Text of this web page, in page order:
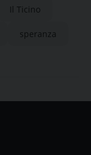
Il Ticino
speranza